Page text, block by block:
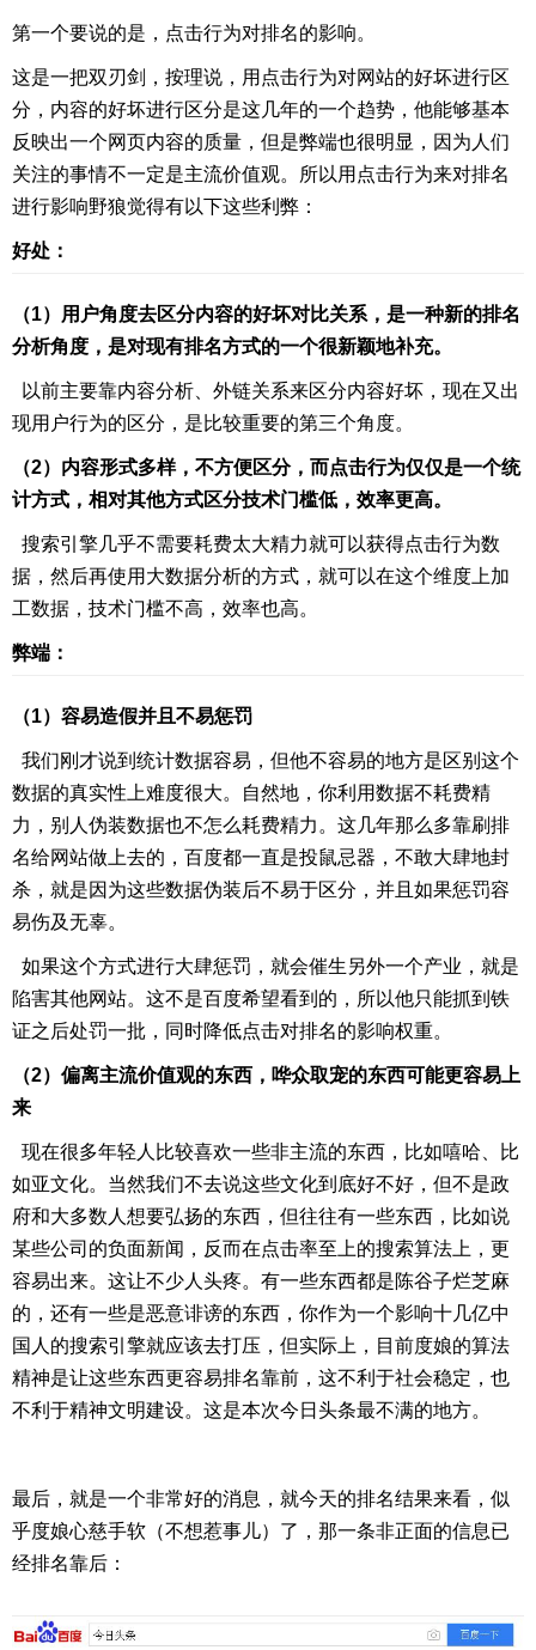
第一个要说的是，点击行为对排名的影响。
这是一把双刃剑，按理说，用点击行为对网站的好坏进行区
分，内容的好坏进行区分是这几年的一个趋势，他能够基本
反映出一个网页内容的质量，但是弊端也很明显，因为人们
关注的事情不一定是主流价值观。所以用点击行为来对排名
进行影响野狼觉得有以下这些利弊：
好处：
（1）用户角度去区分内容的好坏对比关系，是一种新的排名
分析角度，是对现有排名方式的一个很新颖地补充。
以前主要靠内容分析、外链关系来区分内容好坏，现在又出
现用户行为的区分，是比较重要的第三个角度。
（2）内容形式多样，不方便区分，而点击行为仅仅是一个统
计方式， 相对其他方式区分技术门槛低，效率更高。
搜索引擎几乎不需要耗费太大精力就可以获得点击行为数
据，然后再使用大数据分析的方式，就可以在这个维度上加
工数据，技术门槛不高，效率也高。
弊端：
（1）容易造假并且不易惩罚
我们刚才说到统计数据容易，但他不容易的地方是区别这个
数据的真实性上难度很大。自然地，你利用数据不耗费精
力，别人伪装数据也不怎么耗费精力。这几年那么多靠刷排
名给网站做上去的，百度都一直是投鼠忌器，不敢大肆地封
杀，就是因为这些数据伪装后不易于区分，并且如果惩罚容
易伤及无辜。
如果这个方式进行大肆惩罚，就会催生另外一个产业，就是
陷害其他网站。这不是百度希望看到的，所以他只能抓到铁
证之后处罚一批，同时降低点击对排名的影响权重。
（2）偏离主流价值观的东西，哗众取宠的东西可能更容易上
来
现在很多年轻人比较喜欢一些非主流的东西，比如嘻哈、比
如亚文化。当然我们不去说这些文化到底好不好，但不是政
府和大多数人想要弘扬的东西，但往往有一些东西，比如说
某些公司的负面新闻，反而在点击率至上的搜索算法上，更
容易出来。这让不少人头疼。有一些东西都是陈谷子烂芝麻
的，还有一些是恶意诽谤的东西，你作为一个影响十几亿中
国人的搜索引擎就应该去打压，但实际上，目前度娘的算法
精神是让这些东西更容易排名靠前，这不利于社会稳定，也
不利于精神文明建设。这是本次今日头条最不满的地方。
最后，就是一个非常好的消息，就今天的排名结果来看，似
乎度娘心慈手软（不想惹事儿）了，那一条非正面的信息已
经排名靠后：